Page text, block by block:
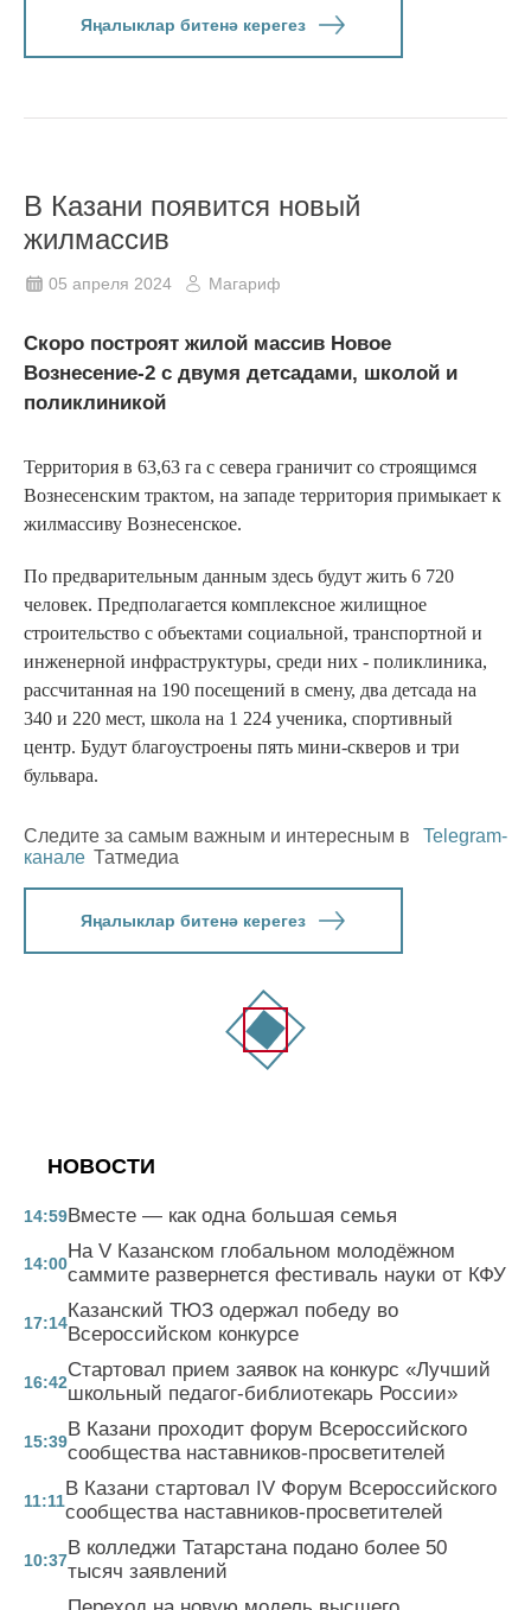
Яңалыклар битенә керегез
В Казани появится новый
жилмассив
05 апреля 2024 Магариф
Скоро построят жилой массив Новое
Вознесение-2 с двумя детсадами, школой и
поликлиникой
Территория в 63,63 га с севера граничит со строящимся
Вознесенским трактом, на западе территория примыкает к
жилмассиву Вознесенское.
По предварительным данным здесь будут жить 6 720
человек. Предполагается комплексное жилищное
строительство с объектами социальной, транспортной и
инженерной инфраструктуры, среди них - поликлиника,
рассчитанная на 190 посещений в смену, два детсада на
340 и 220 мест, школа на 1 224 ученика, спортивный
центр. Будут благоустроены пять мини-скверов и три
бульвара.
Следите за самым важным и интересным в
Telegram-
канале Татмедиа
Яңалыклар битенә керегез
НОВОСТИ
14:59Вместе — как одна большая семья
14:00
На V Казанском глобальном молодёжном
саммите развернется фестиваль науки от КФУ
17:14
Казанский ТЮЗ одержал победу во
Всероссийском конкурсе
16:42
Стартовал прием заявок на конкурс «Лучший
школьный педагог-библиотекарь России»
15:39
В Казани проходит форум Всероссийского
сообщества наставников-просветителей
11:11
В Казани стартовал IV Форум Всероссийского
сообщества наставников-просветителей
10:37
В колледжи Татарстана подано более 50
тысяч заявлений